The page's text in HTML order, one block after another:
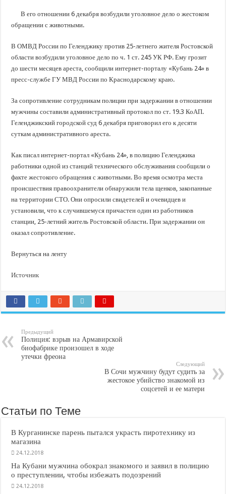
Важные правила обращения в вашу страховую компанию
Стартовал прием заявок на 20-й юбилейный молодежный форум «Регион 93»
В его отношении 6 декабря возбудили уголовное дело о жестоком
обращении с животными.
В ОМВД России по Геленджику против 25-летнего жителя Ростовской
области возбудили уголовное дело по ч. 1 ст. 245 УК РФ. Ему грозит
до шести месяцев ареста, сообщили интернет-порталу «Кубань 24» в
пресс-службе ГУ МВД России по Краснодарскому краю.
За сопротивление сотрудникам полиции при задержании в отношении
мужчины составили административный протокол по ст. 19.3 КоАП.
Геленджикский городской суд 6 декабря приговорил его к десяти
суткам административного ареста.
Как писал интернет-портал «Кубань 24», в полицию Геленджика
работники одной из станций технического обслуживания сообщили о
факте жестокого обращения с животными. Во время осмотра места
происшествия правоохранители обнаружили тела щенков, закопанные
на территории СТО. Они опросили свидетелей и очевидцев и
установили, что к случившемуся причастен один из работников
станции, 25-летний житель Ростовской области. При задержании он
оказал сопротивление.
Вернуться на ленту
Источник
Предыдущий
Полиция: взрыв на Армавирской
биофабрике произошел в ходе
утечки фреона
Следующий
В Сочи мужчину будут судить за
жестокое убийство знакомой из
соцсетей и ее матери
Статьи по Теме
В Курганинске парень пытался украсть пиротехнику из
магазина
24.12.2018
На Кубани мужчина обокрал знакомого и заявил в полицию
о преступлении, чтобы избежать подозрений
24.12.2018